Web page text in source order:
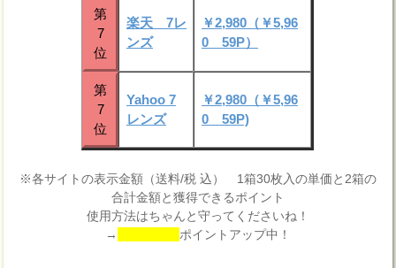
第
7
位
楽天 7レ
ンズ
￥2,980（￥5,96
0 59P）
第
7
位
Yahoo 7
レンズ
￥2,980（￥5,96
0 59P)
※各サイトの表示金額（送料/税 込） 1箱30枚入の単価と2箱の
合計金額と獲得できるポイント
使用方法はちゃんと守ってくださいね！
→
ポイントアップ中！